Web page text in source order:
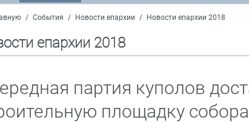
/ События / Новости епархии / Новости епархии 2018
епархии 2018
партия куполов
площадку собора